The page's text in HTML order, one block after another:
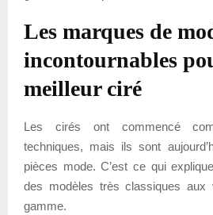
Les marques de
incontournables
meilleur ciré
Les cirés ont commencé
techniques, mais ils sont
pièces mode. C’est ce qui
des modèles très classiques aux
gamme.